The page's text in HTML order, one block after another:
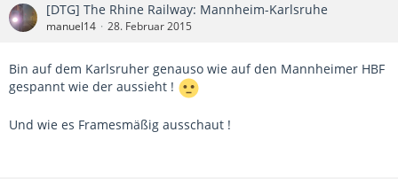
[DTG] The Rhine Railway: Mannheim-Karlsruhe
manuel14 28. Februar 2015
Bin auf dem Karlsruher genauso wie auf den Mannheimer HBF
gespannt wie der aussieht !
Und wie es Framesmäßig ausschaut !